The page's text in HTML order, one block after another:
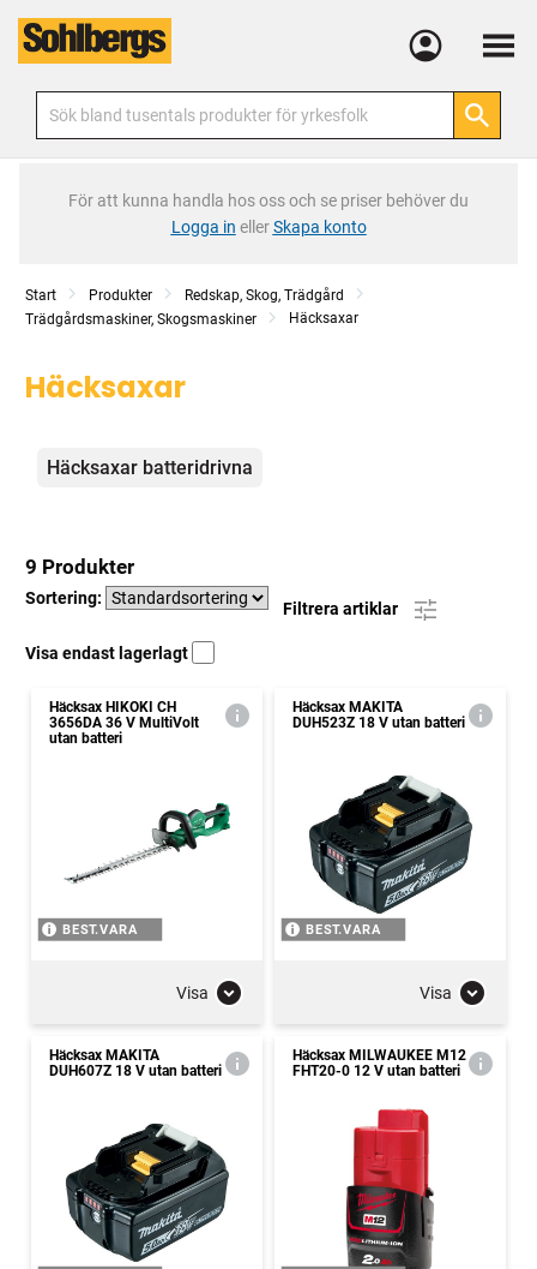
Meny
För att kunna handla hos oss och se priser behöver du
Logga in ellerSkapa konto
Start Produkter
Redskap, Skog, Trädgård
Trädgårdsmaskiner, Skogsmaskiner
Häcksaxar
Häcksaxar
Kategorier
Häcksaxar batteridrivna
9 Produkter
Sortering:
Filtrera artiklar
Visa endast lagerlagt
Häcksax HIKOKI CH
3656DA 36 V MultiVolt
utan batteri
BEST.VARA
Visa
Häcksax MAKITA
DUH523Z 18 V utan batteri
BEST.VARA
Visa
Häcksax MAKITA
DUH607Z 18 V utan batteri
Häcksax MILWAUKEE M12
FHT20-0 12 V utan batteri